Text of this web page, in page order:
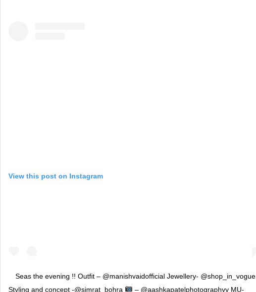
View this post on Instagram
Seas the evening !! Outfit – @manishvaidofficial Jewellery- @shop_in_vogue
Styling and concept -@simrat_bohra
– @aashkapatelphotographyy MU-